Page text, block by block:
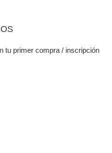
tu primer compra / inscripción